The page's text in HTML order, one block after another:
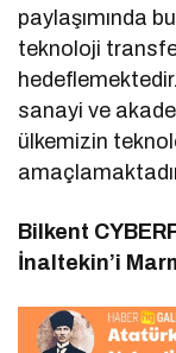
paylaşımında
teknoloji
sanayi ve
ülkemizin
Bilkent
İnaltekin’i